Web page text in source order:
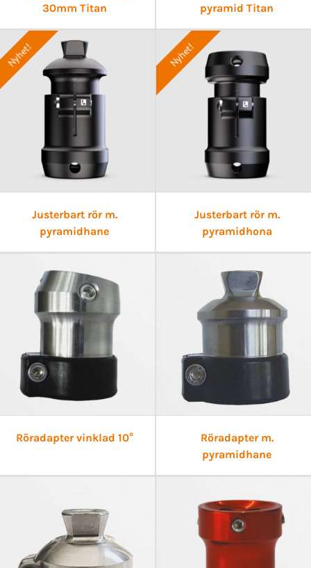
30mm Titan
pyramid Titan
Nyhet!
Justerbart rör m.
pyramidhane
Nyhet!
Justerbart rör m.
pyramidhona
Röradapter vinklad 10°
Röradapter m.
pyramidhane